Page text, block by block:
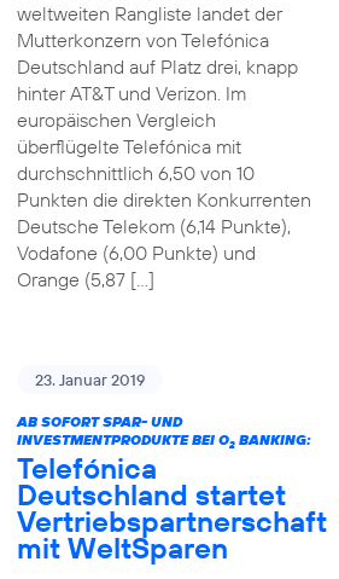
weltweiten Rangliste landet der
Mutterkonzern von Telefónica
Deutschland auf Platz drei, knapp
hinter AT&T und Verizon. Im
europäischen Vergleich
überflügelte Telefónica mit
durchschnittlich 6,50 von 10
Punkten die direkten Konkurrenten
Deutsche Telekom (6,14 Punkte),
Vodafone (6,00 Punkte) und
Orange (5,87 […]
23. Januar 2019
AB SOFORT SPAR- UND
INVESTMENTPRODUKTE BEI O2BANKING:
Telefónica
Deutschland startet
Vertriebspartnerschaft
mit WeltSparen